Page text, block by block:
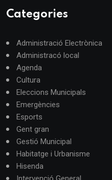
Categories
Administració Electrònica
Administracó local
Agenda
Cultura
Eleccions Municipals
Emergències
Esports
Gent gran
Gestió Municipal
Habitatge i Urbanisme
Hisenda